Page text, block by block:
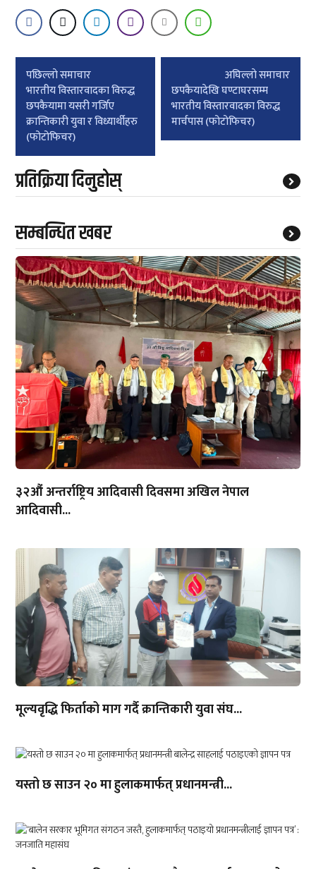
Post
navigation
पछिल्लाे समाचार
भारतीय विस्तारवादका विरुद्ध
छपकैयामा यसरी गर्जिए
क्रान्तिकारी युवा र विध्यार्थीहरु
(फोटोफिचर)
अघिल्लाे समाचार
छपकैयादेखि घण्टाघरसम्म
भारतीय विस्तारवादका विरुद्ध
मार्चपास (फोटोफिचर)
प्रतिक्रिया दिनुहोस्
सम्बन्धित खबर
३२औं अन्तर्राष्ट्रिय आदिवासी दिवसमा अखिल नेपाल
आदिवासी...
मूल्यवृद्धि फिर्ताको माग गर्दै क्रान्तिकारी युवा संघ...
यस्तो छ साउन २० मा हुलाकमार्फत् प्रधानमन्त्री...